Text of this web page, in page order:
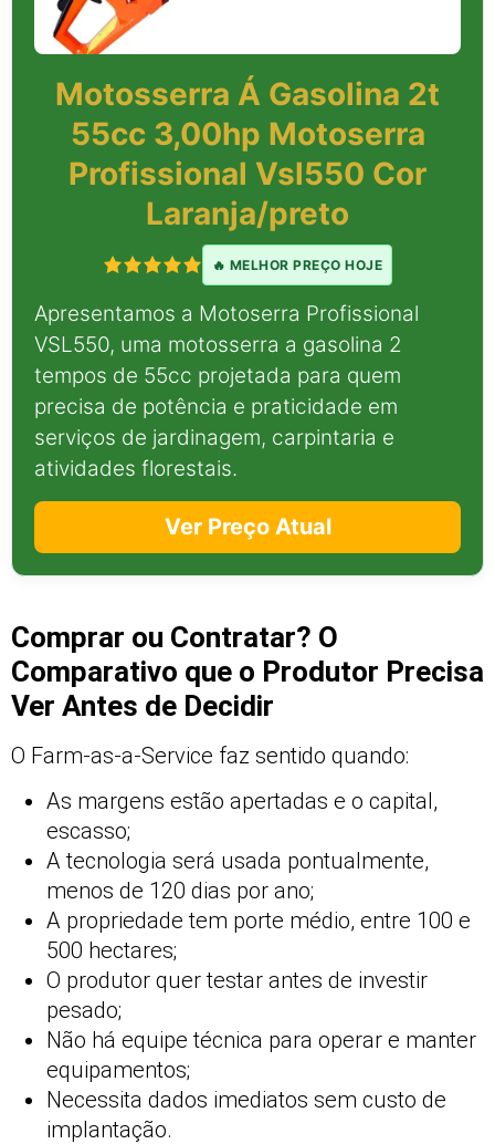
Motosserra Á Gasolina 2t
55cc 3,00hp Motoserra
Profissional Vsl550 Cor
Laranja/preto
🔥 MELHOR PREÇO HOJE
Apresentamos a Motoserra Profissional
VSL550, uma motosserra a gasolina 2
tempos de 55cc projetada para quem
precisa de potência e praticidade em
serviços de jardinagem, carpintaria e
atividades florestais.
Ver Preço Atual
Comprar ou Contratar? O
Comparativo que o Produtor Precisa
Ver Antes de Decidir
O Farm-as-a-Service faz sentido quando:
As margens estão apertadas e o capital,
escasso;
A tecnologia será usada pontualmente,
menos de 120 dias por ano;
A propriedade tem porte médio, entre 100 e
500 hectares;
O produtor quer testar antes de investir
pesado;
Não há equipe técnica para operar e manter
equipamentos;
Necessita dados imediatos sem custo de
implantação.